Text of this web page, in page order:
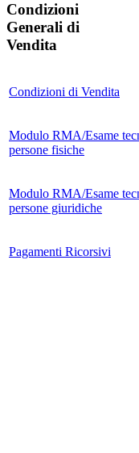
Condizioni
Generali di
Vendita
Condizioni di Vendita
Modulo RMA/Esame
persone fisiche
Modulo RMA/Esame
persone giuridiche
Pagamenti Ricorsivi